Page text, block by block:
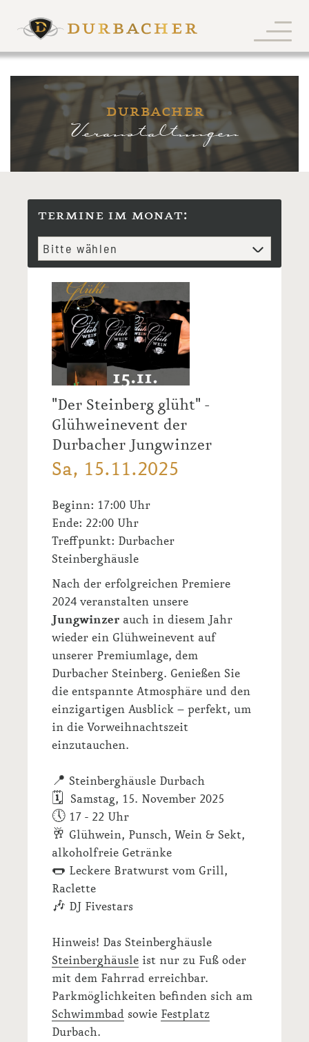
durbacher
Veranstaltungen
termine im monat:
"Der Steinberg glüht" -
Glühweinevent der
Durbacher Jungwinzer
Sa, 15.11.2025
Beginn: 17:00 Uhr
Ende: 22:00 Uhr
Treffpunkt: Durbacher
Steinberghäusle
Nach der erfolgreichen Premiere
2024 veranstalten unsere
Jungwinzer auch in diesem Jahr
wieder ein Glühweinevent auf
unserer Premiumlage, dem
Durbacher Steinberg. Genießen Sie
die entspannte Atmosphäre und den
einzigartigen Ausblick – perfekt, um
in die Vorweihnachtszeit
einzutauchen.
📍 Steinberghäusle Durbach
🗓 Samstag, 15. November 2025
🕔 17 - 22 Uhr
🥂 Glühwein, Punsch, Wein & Sekt,
alkoholfreie Getränke
🌭 Leckere Bratwurst vom Grill,
Raclette
🎶 DJ Fivestars
Hinweis! Das Steinberghäusle
Steinberghäusle ist nur zu Fuß oder
mit dem Fahrrad erreichbar.
Parkmöglichkeiten befinden sich am
Schwimmbad sowie Festplatz
Durbach.